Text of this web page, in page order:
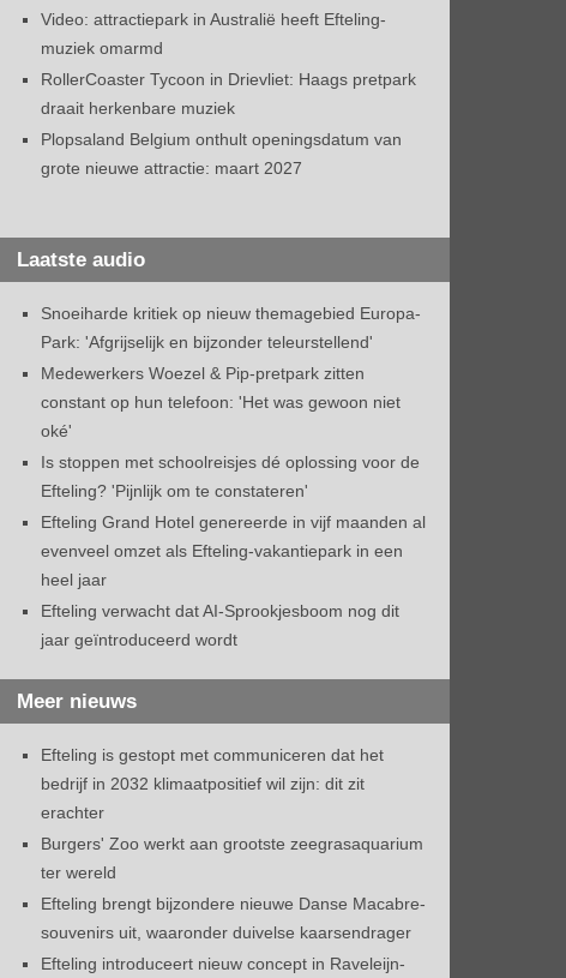
Video: attractiepark in Australië heeft Efteling-
muziek omarmd
RollerCoaster Tycoon in Drievliet: Haags pretpark
draait herkenbare muziek
Plopsaland Belgium onthult openingsdatum van
grote nieuwe attractie: maart 2027
Laatste audio
Snoeiharde kritiek op nieuw themagebied Europa-
Park: 'Afgrijselijk en bijzonder teleurstellend'
Medewerkers Woezel & Pip-pretpark zitten
constant op hun telefoon: 'Het was gewoon niet
oké'
Is stoppen met schoolreisjes dé oplossing voor de
Efteling? 'Pijnlijk om te constateren'
Efteling Grand Hotel genereerde in vijf maanden al
evenveel omzet als Efteling-vakantiepark in een
heel jaar
Efteling verwacht dat AI-Sprookjesboom nog dit
jaar geïntroduceerd wordt
Meer nieuws
Efteling is gestopt met communiceren dat het
bedrijf in 2032 klimaatpositief wil zijn: dit zit
erachter
Burgers' Zoo werkt aan grootste zeegrasaquarium
ter wereld
Efteling brengt bijzondere nieuwe Danse Macabre-
souvenirs uit, waaronder duivelse kaarsendrager
Efteling introduceert nieuw concept in Raveleijn-